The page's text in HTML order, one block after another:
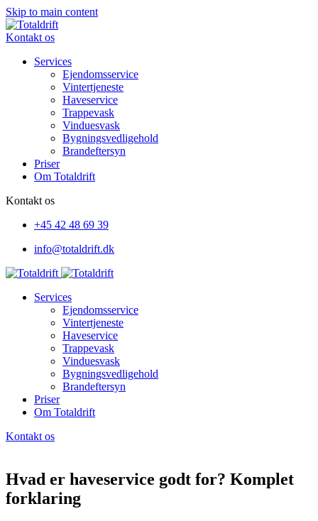
Skip to main content
Kontakt os
Services
Ejendomsservice
Vintertjeneste
Haveservice
Trappevask
Vinduesvask
Bygningsvedligehold
Brandeftersyn
Priser
Om Totaldrift
Kontakt os
+45 42 48 69 39
info@totaldrift.dk
Services
Ejendomsservice
Vintertjeneste
Haveservice
Trappevask
Vinduesvask
Bygningsvedligehold
Brandeftersyn
Priser
Om Totaldrift
Kontakt os
Hvad er haveservice godt for? Komplet
forklaring